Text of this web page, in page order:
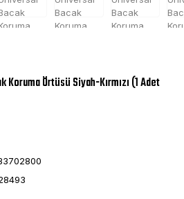
Koruma Örtüsü Siyah-Kırmızı (1 Adet